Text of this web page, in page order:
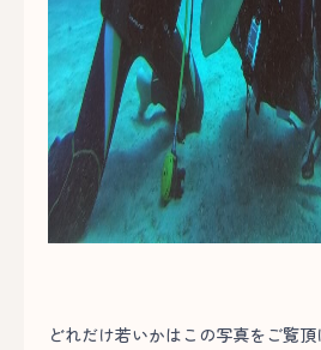
どれだけ若いかはこの写真をご覧